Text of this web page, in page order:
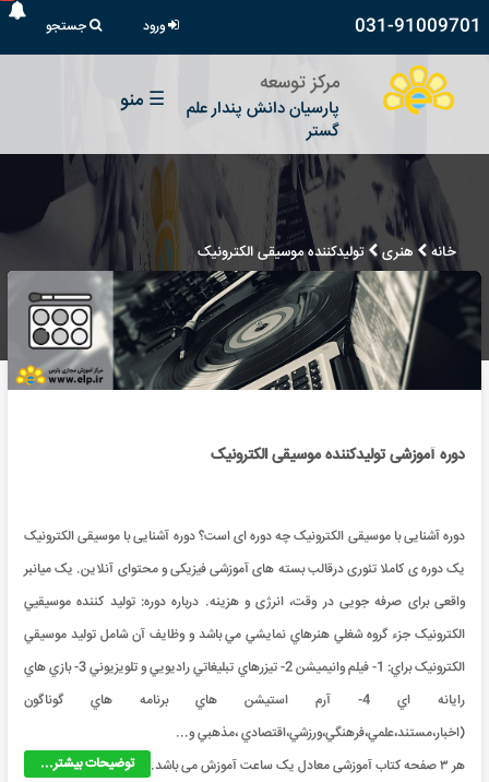
031-91009701 ورود جستجو
مرکز توسعه
پارسیان دانش پندار علم
گستر
☰ منو
خانه هنری تولیدکننده موسیقی الکترونیک
دوره آموزشی تولیدکننده موسیقی الکترونیک
دوره آشنایی با موسیقی الکترونیک چه دوره ای است؟ دوره آشنایی با موسیقی الکترونیک
یک دوره ی کاملا تئوری درقالب بسته های آموزشی فیزیکی و محتوای آنلاین. یک میانبر
واقعی برای صرفه جویی در وقت، انرژی و هزینه. درباره دوره: توليد کننده موسيقیي
الکترونيک جزء گروه شغلي هنرهاي نمايشي مي باشد و وظايف آن شامل توليد موسيقي
الکترونيک براي: 1- فيلم وانيميشن 2- تيزرهاي تبليغاتي راديويي و تلويزيوني 3- بازي هاي
رايانه اي 4- آرم استيشن هاي برنامه هاي گوناگون
(اخبار،مستند،علمي،فرهنگي،ورزشي،اقتصادي ،مذهبي و...
توضیحات بیشتر...
هر ۳ صفحه کتاب آموزشی معادل یک ساعت آموزش می باشد.